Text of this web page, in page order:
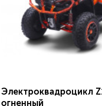
Электроквадроцикл
огненный